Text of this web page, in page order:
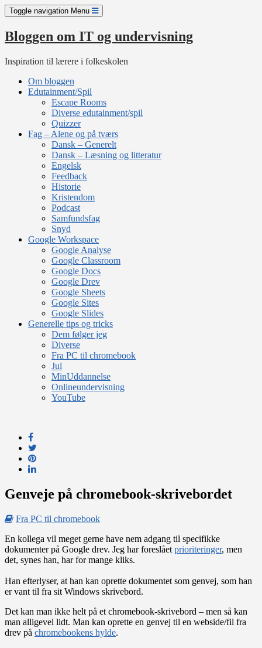
Skip
to
content
Toggle navigation Menu
Bloggen om IT og undervisning
Inspiration til lærere i folkeskolen
Om bloggen
Edutainment/Spil
Escape Rooms
Diverse edutainment/spil
Quizzer
Fag – Alene og på tværs
Dansk – Generelt
Dansk – Læsning og litteratur
Engelsk
Feedback
Historie
Kristendom
Podcast
Samfundsfag
Snyd
Google Workspace
Google Analyse
Google Classroom
Google Docs
Google Drev
Google Sheets
Google Sites
Google Slides
Generelle tips og tricks
Dem følger jeg
Diverse
Fra PC til chromebook
Jul
MinUddannelse
Onlineundervisning
YouTube
Genveje på chromebook-skrivebordet
Fra PC til chromebook
En kollega vil meget gerne have nem adgang til specifikke
dokumenter på Google drev. Jeg har foreslået prioriteringer, men
det, synes han, har for mange kliks.
Han efterlyser, at han kan oprette dokumentet som genvej, som han
er vant til fra sit Windows skrivebord.
Det kan man ikke helt på et chromebook-skrivebord – men så kan
man alligevel lidt. Man kan oprette en genvej til en webside/fil fra
drev på chromebookens hylde.